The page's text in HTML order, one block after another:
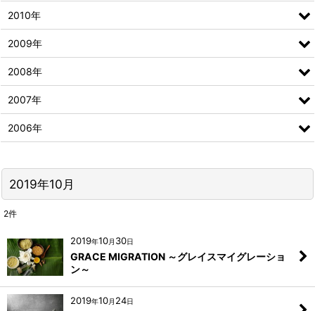
2019年10月
2件
2019年10月 30日
GRACE MIGRATION ～グレイスマイグレーショ
ン～
2019年10月 24日
2010年
2009年
2008年
2007年
2006年